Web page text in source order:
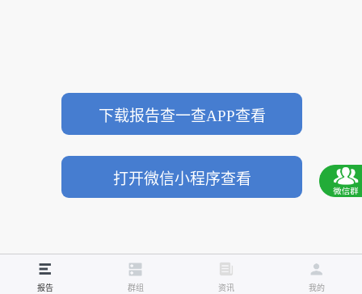
下载报告查一查APP查看
打开微信小程序查看
报告 群组 资讯 我的